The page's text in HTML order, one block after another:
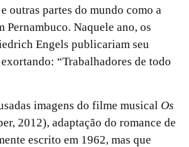
outras partes do mundo como a
Pernambuco. Naquele ano, os
Engels publicariam seu
exortando: “Trabalhadores de todo
imagens do filme musical Os
2012), adaptação do romance de
escrito em 1962, mas que